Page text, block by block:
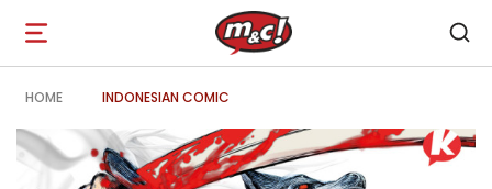
Open
navigation
HOME INDONESIAN COMIC